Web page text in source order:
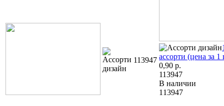
113947 ассорти (цена за 1
0,90 р.
113947
В наличии
113947